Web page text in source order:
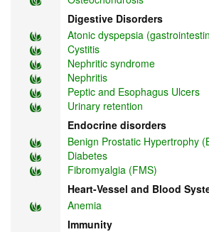
Digestive Disorders
Atonic dyspepsia
Cystitis
Nephritic syndrome
Nephritis
Peptic and Esophagus Ulcers
Urinary retention
Endocrine disorders
Benign Prostatic Hypertrophy
Diabetes
Fibromyalgia (FMS)
Heart-Vessel and Blood
Anemia
Immunity